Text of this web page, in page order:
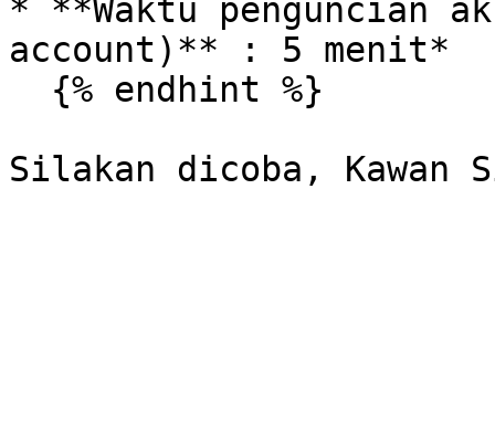
* **Waktu penguncian
account)** : 5 menit*